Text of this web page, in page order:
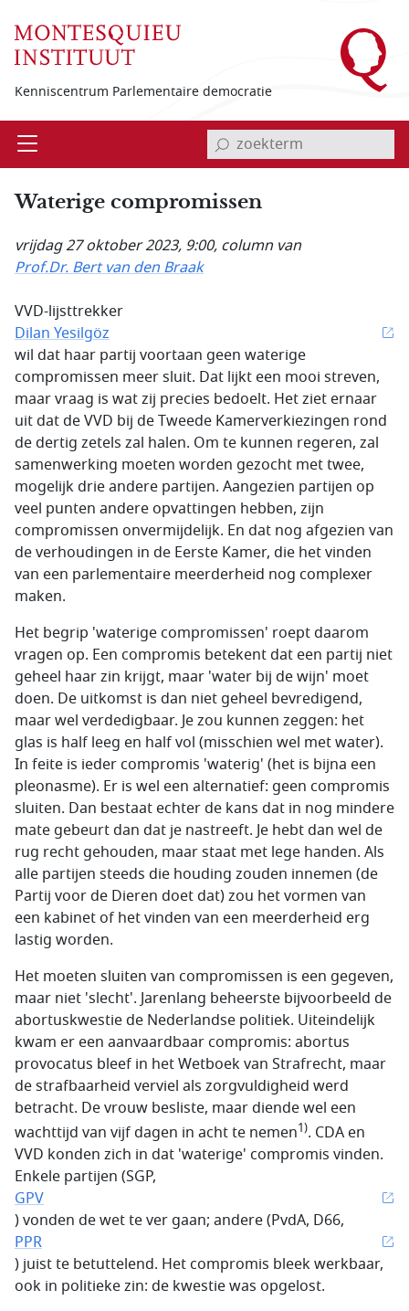
Kenniscentrum Parlementaire democratie
Open invoerveld zoekterm
Waterige compromissen
vrijdag 27 oktober 2023, 9:00, column van
Prof.Dr. Bert van den Braak
VVD-lijsttrekker
Dilan Yesilgöz
wil dat haar partij voortaan geen waterige
compromissen meer sluit. Dat lijkt een mooi streven,
maar vraag is wat zij precies bedoelt. Het ziet ernaar
uit dat de VVD bij de Tweede Kamerverkiezingen rond
de dertig zetels zal halen. Om te kunnen regeren, zal
samenwerking moeten worden gezocht met twee,
mogelijk drie andere partijen. Aangezien partijen op
veel punten andere opvattingen hebben, zijn
compromissen onvermijdelijk. En dat nog afgezien van
de verhoudingen in de Eerste Kamer, die het vinden
van een parlementaire meerderheid nog complexer
maken.
Het begrip 'waterige compromissen' roept daarom
vragen op. Een compromis betekent dat een partij niet
geheel haar zin krijgt, maar 'water bij de wijn' moet
doen. De uitkomst is dan niet geheel bevredigend,
maar wel verdedigbaar. Je zou kunnen zeggen: het
glas is half leeg en half vol (misschien wel met water).
In feite is ieder compromis 'waterig' (het is bijna een
pleonasme). Er is wel een alternatief: geen compromis
sluiten. Dan bestaat echter de kans dat in nog mindere
mate gebeurt dan dat je nastreeft. Je hebt dan wel de
rug recht gehouden, maar staat met lege handen. Als
alle partijen steeds die houding zouden innemen (de
Partij voor de Dieren doet dat) zou het vormen van
een kabinet of het vinden van een meerderheid erg
lastig worden.
Het moeten sluiten van compromissen is een gegeven,
maar niet 'slecht'. Jarenlang beheerste bijvoorbeeld de
abortuskwestie de Nederlandse politiek. Uiteindelijk
kwam er een aanvaardbaar compromis: abortus
provocatus bleef in het Wetboek van Strafrecht, maar
de strafbaarheid verviel als zorgvuldigheid werd
betracht. De vrouw besliste, maar diende wel een
wachttijd van vijf dagen in acht te nemen1). CDA en
VVD konden zich in dat 'waterige' compromis vinden.
Enkele partijen (SGP,
GPV
) vonden de wet te ver gaan; andere (PvdA, D66,
PPR
) juist te betuttelend. Het compromis bleek werkbaar,
ook in politieke zin: de kwestie was opgelost.